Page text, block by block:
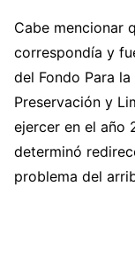
Cabe mencionar
correspondía y
del Fondo Para
Preservación y
ejercer en el año
determinó
problema del